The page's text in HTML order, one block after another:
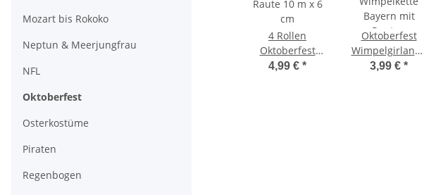
4 Rollen
Oktoberfest
Deko Krepp mit
4,99 € *
Oktoberfest
Wimpelgirlande
10m
3,99 € *
Mozart bis Rokoko
Neptun & Meerjungfrau
NFL
Oktoberfest
Osterkostüme
Piraten
Regenbogen